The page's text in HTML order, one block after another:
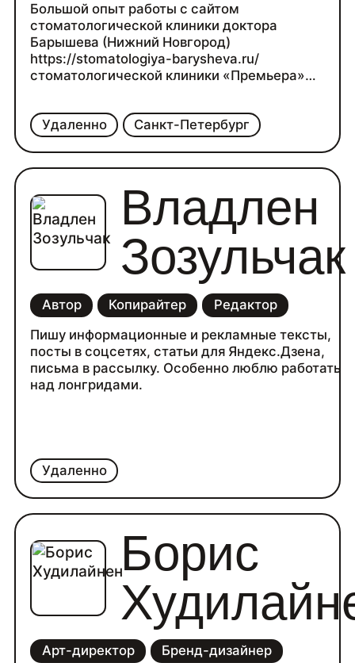
Удаленно Санкт-Петербург
Большой опыт работы с сайтом
стоматологической клиники доктора
Барышева (Нижний Новгород)
https://stomatologiya-barysheva.ru/
стоматологической клиники «Премьера»
Удаленно
Владлен
Зозульчак
Автор Копирайтер
Редактор
Пишу информационные и рекламные тексты,
посты в соцсетях, статьи для Яндекс.Дзена,
письма в рассылку. Особенно люблю работать
над лонгридами.
Борис
Арт-директор
Бренд-дизайнер